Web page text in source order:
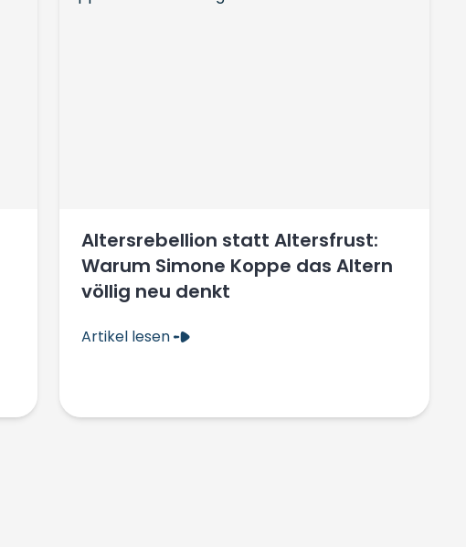
Altersrebellion statt Altersfrust:
Warum Simone Koppe das Altern
völlig neu denkt
Artikel lesen